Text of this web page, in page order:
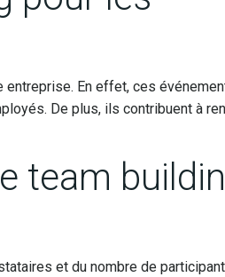
entreprise. En effet, ces
De plus, ils contribuent à
team
et du nombre de